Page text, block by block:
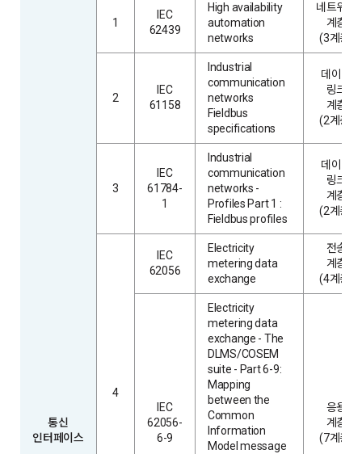
통신
인터페이스
1
IEC
62439
High availability
automation
networks
네트워크
계층
(3계층)
2
IEC
61158
Industrial
communication
networks
Fieldbus
specifications
데이터
링크
계층
(2계층)
3
IEC
61784-
1
Industrial
communication
networks -
Profiles Part 1 :
Fieldbus profiles
데이터
링크
계층
(2계층)
4
IEC
62056
Electricity
metering data
exchange
전송
계층
(4계층)
IEC
62056-
6-9
Electricity
metering data
exchange - The
DLMS/COSEM
suite - Part 6-9:
Mapping
between the
Common
Information
Model message
응용
계층
(7계층)